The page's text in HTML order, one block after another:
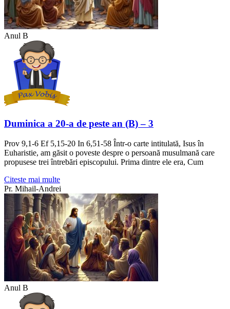
Anul B
Duminica a 20-a de peste an (B) – 3
Prov 9,1-6 Ef 5,15-20 In 6,51-58 Într-o carte intitulată, Isus în
Euharistie, am găsit o poveste despre o persoană musulmană care
propusese trei întrebări episcopului. Prima dintre ele era, Cum
Citeste mai multe
Pr. Mihail-Andrei
Anul B